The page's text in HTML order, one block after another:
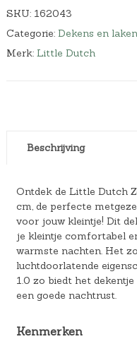
SKU: 162043
Categorie: Dekens en
Merk: Little Dutch
Beschrijving
Ontdek de Little Dutch
cm, de perfecte
voor jouw kleintje! Dit
je kleintje comfortabel
warmste nachten. Het
luchtdoorlatende
1.0 zo biedt het
een goede nachtrust.
Kenmerken